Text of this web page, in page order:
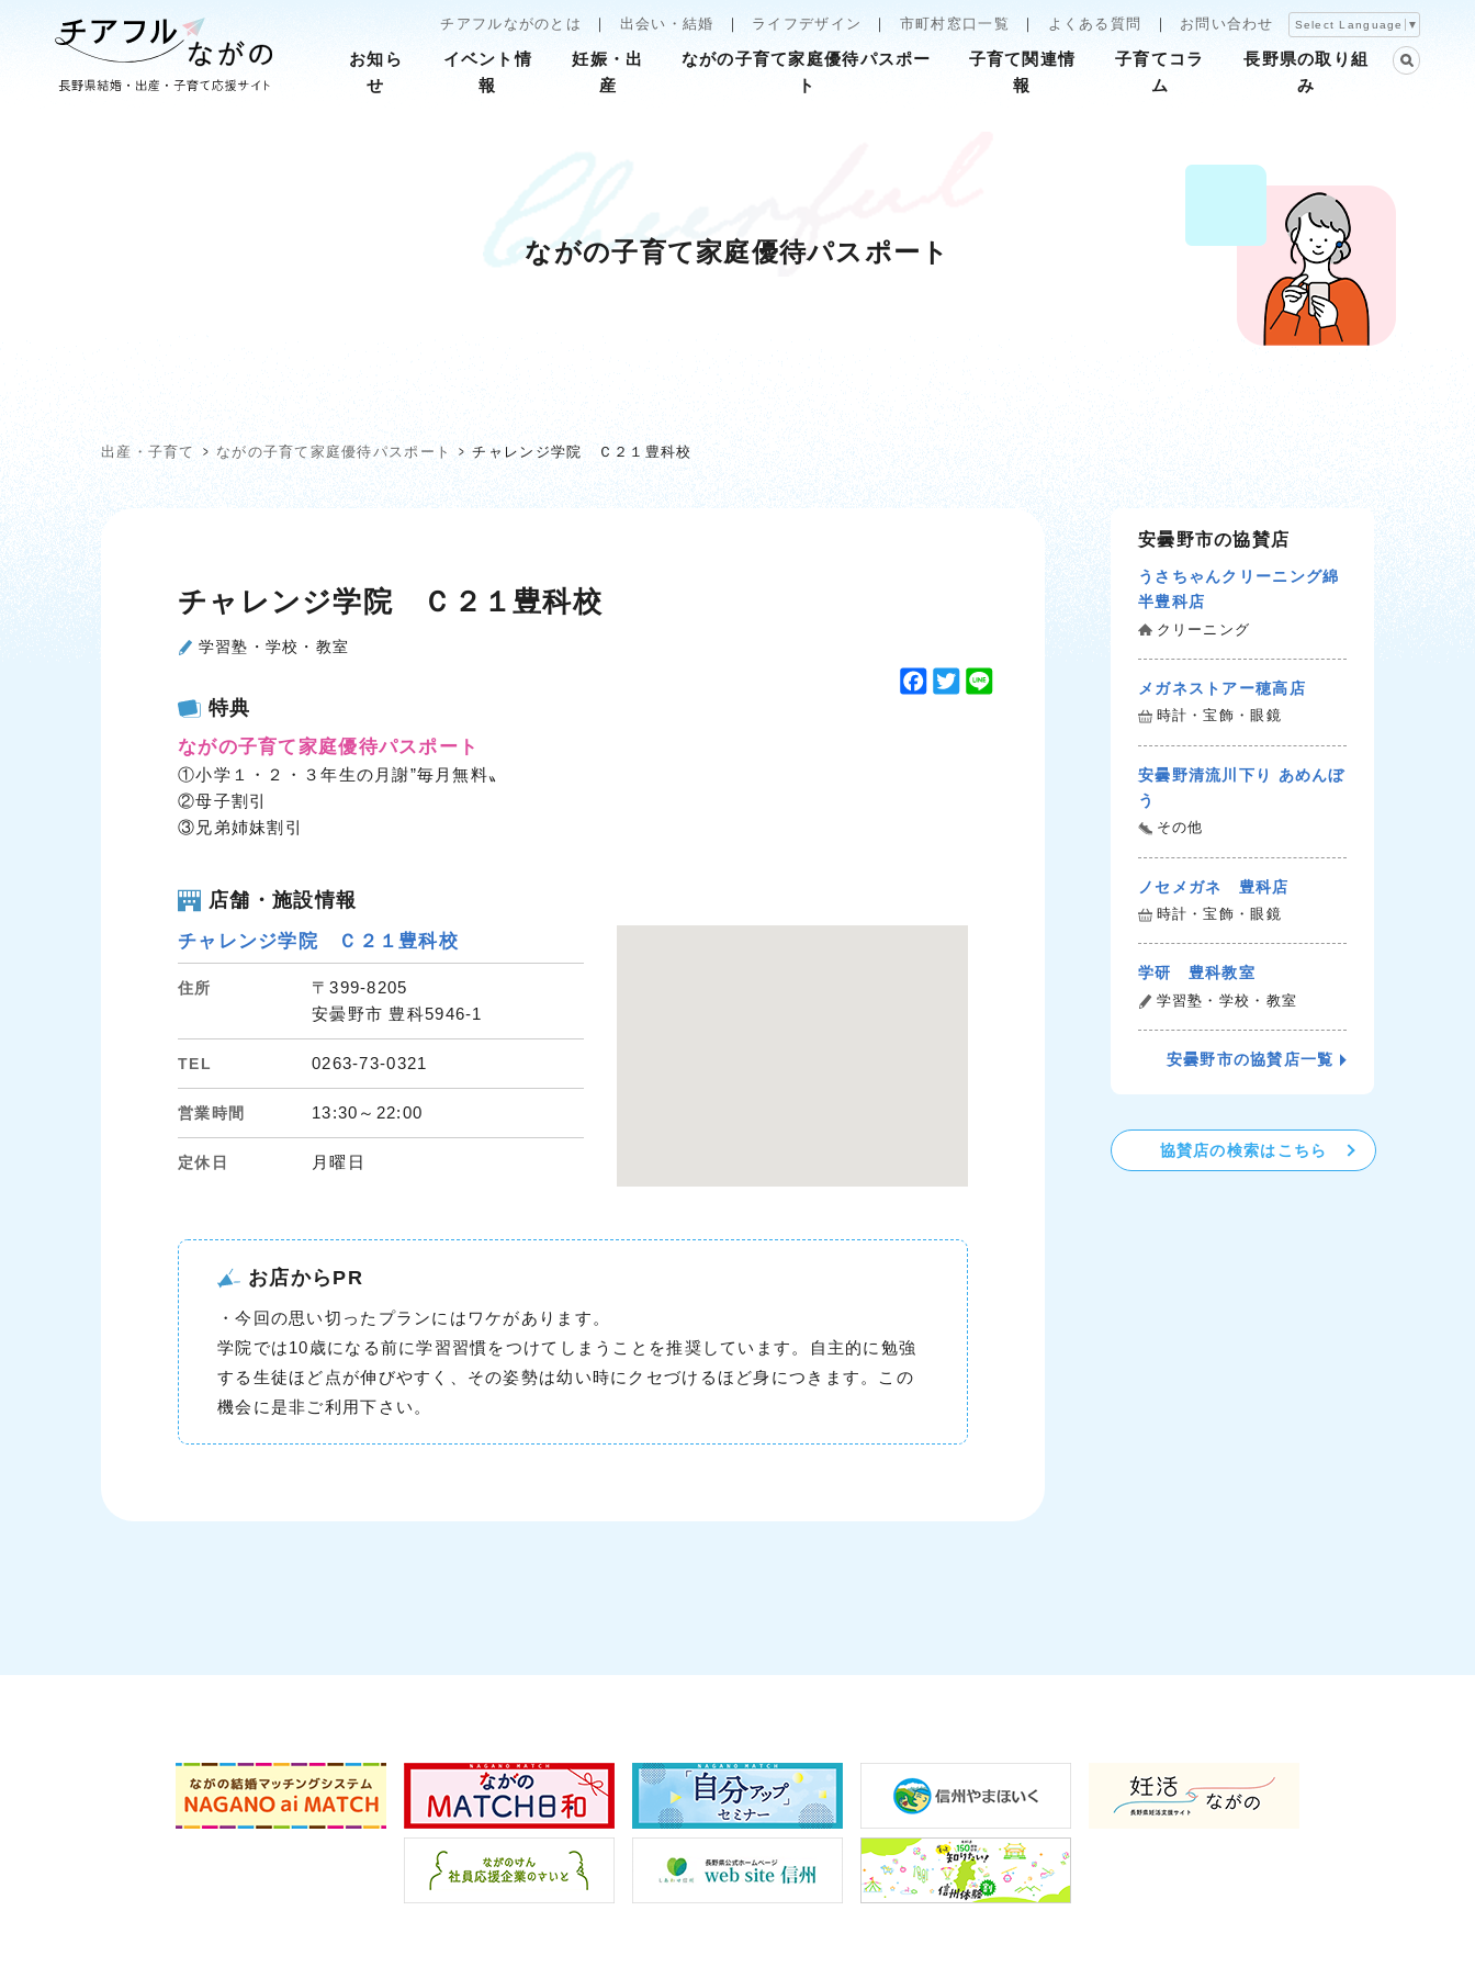
チアフルながのとは 出会い・結婚 ライフデザイン 市町村窓口一覧 よくある質問 お問い合わせ Select Language ▼
お知ら
せ
イベント情
報
妊娠・出
産
ながの子育て家庭優待パスポー
ト
子育て関連情
報
子育てコラ
ム
長野県の取り組
み
ながの子育て家庭優待パスポート
出産・子育て ながの子育て家庭優待パスポート チャレンジ学院 Ｃ２１豊科校
チャレンジ学院 Ｃ２１豊科校
学習塾・学校・教室
F
T
特典
ながの子育て家庭優待パスポート
①小学１・２・３年生の月謝”毎月無料〟
②母子割引
③兄弟姉妹割引
店舗・施設情報
チャレンジ学院 Ｃ２１豊科校
住所
〒399-8205
安曇野市 豊科5946-1
TEL 0263-73-0321
営業時間 13:30～22:00
定休日 月曜日
お店からPR
・今回の思い切ったプランにはワケがあります。
学院では10歳になる前に学習習慣をつけてしまうことを推奨しています。自主的に勉強
する生徒ほど点が伸びやすく、その姿勢は幼い時にクセづけるほど身につきます。この
機会に是非ご利用下さい。
安曇野市の協賛店
うさちゃんクリーニング綿
半豊科店
クリーニング
メガネストアー穂高店
時計・宝飾・眼鏡
安曇野清流川下り あめんぼ
う
その他
ノセメガネ 豊科店
時計・宝飾・眼鏡
学研 豊科教室
学習塾・学校・教室
安曇野市の協賛店一覧
協賛店の検索はこちら